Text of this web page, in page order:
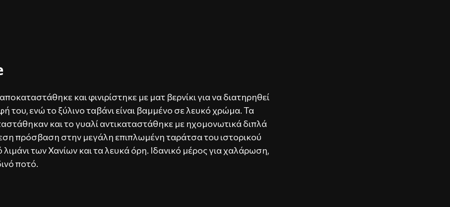
και φινιρίστηκε με ματ βερνίκι για να διατηρηθεί
του, ενώ το ξύλινο ταβάνι είναι βαμμένο σε λευκό χρώμα. Τα
και το γυαλί αντικαταστάθηκε με ηχομονωτικά διπλά
πρόσβαση στην μεγάλη επιπλωμένη ταράτσα του ιστορικού
λιμάνι των Χανίων και τα λευκά όρη. Ιδανικό μέρος για χαλάρωση,
ποτό.